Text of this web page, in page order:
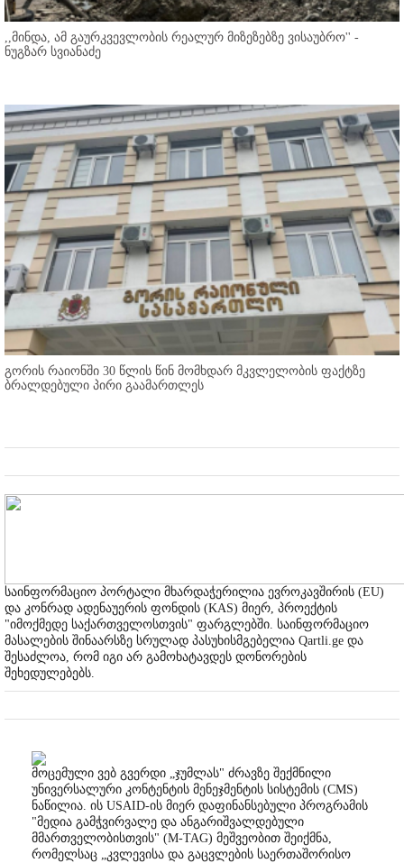
,,მინდა, ამ გაურკვევლობის რეალურ მიზეზებზე ვისაუბრო'' -
ნუგზარ სვიანაძე
გორის რაიონში 30 წლის წინ მომხდარ მკვლელობის ფაქტზე
ბრალდებული პირი გაამართლეს
საინფორმაციო პორტალი მხარდაჭერილია ევროკავშირის (EU)
და კონრად ადენაუერის ფონდის (KAS) მიერ, პროექტის
"იმოქმედე საქართველოსთვის" ფარგლებში. საინფორმაციო
მასალების შინაარსზე სრულად პასუხისმგებელია Qartli.ge და
შესაძლოა, რომ იგი არ გამოხატავდეს დონორების
შეხედულებებს.
მოცემული ვებ გვერდი „ჯუმლას" ძრავზე შექმნილი
უნივერსალური კონტენტის მენეჯმენტის სისტემის (CMS)
ნაწილია. ის USAID-ის მიერ დაფინანსებული პროგრამის
"მედია გამჭვირვალე და ანგარიშვალდებული
მმართველობისთვის" (M-TAG) მეშვეობით შეიქმნა,
რომელსაც „კვლევისა და გაცვლების საერთაშორისო